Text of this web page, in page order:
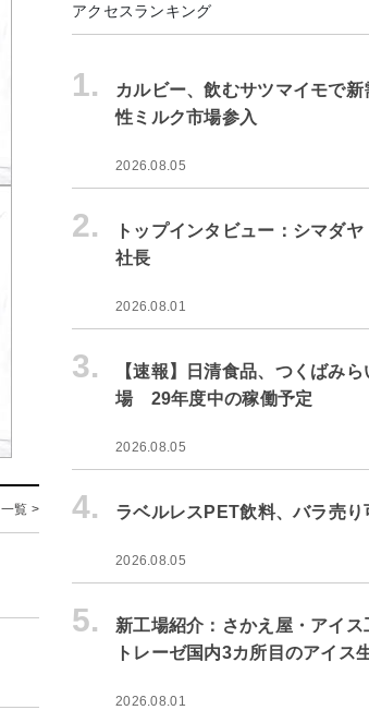
一覧 >
アクセスランキング
1.
カルビー、飲むサツマイモで
性ミルク市場参入
2026.08.05
2.
トップインタビュー：シマダ
社長
2026.08.01
3.
【速報】日清食品、つくばみ
場 29年度中の稼働予定
2026.08.05
4. ラベルレスPET飲料、バラ売り
2026.08.05
5.
新工場紹介：さかえ屋・アイ
トレーゼ国内3カ所目のアイス
2026.08.01